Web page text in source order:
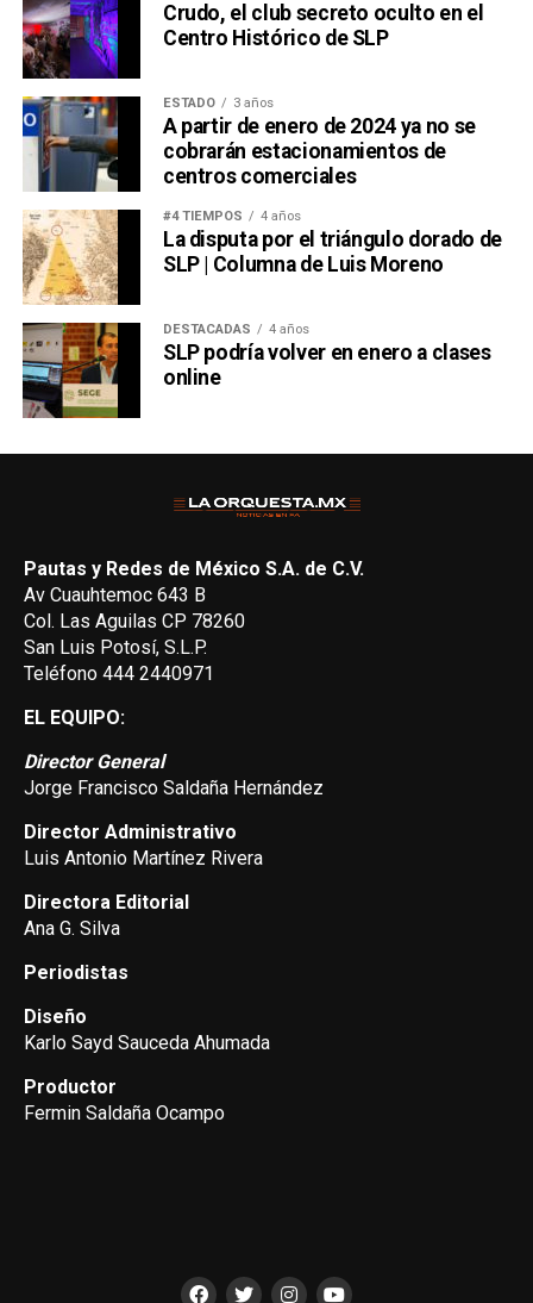
Crudo, el club secreto oculto en el
Centro Histórico de SLP
ESTADO 3 años
A partir de enero de 2024 ya no se
cobrarán estacionamientos de
centros comerciales
#4 TIEMPOS 4 años
La disputa por el triángulo dorado de
SLP | Columna de Luis Moreno
DESTACADAS 4 años
SLP podría volver en enero a clases
online
Pautas y Redes de México S.A. de C.V.
Av Cuauhtemoc 643 B
Col. Las Aguilas CP 78260
San Luis Potosí, S.L.P.
Teléfono 444 2440971
EL EQUIPO:
Director General
Jorge Francisco Saldaña Hernández
Director Administrativo
Luis Antonio Martínez Rivera
Directora Editorial
Ana G. Silva
Periodistas
Diseño
Karlo Sayd Sauceda Ahumada
Productor
Fermin Saldaña Ocampo